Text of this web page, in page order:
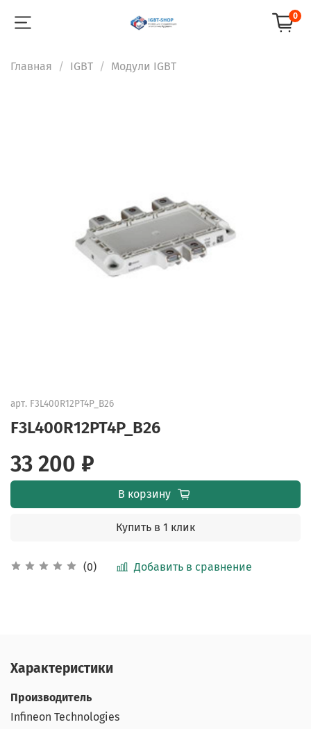
0
Главная IGBT Модули IGBT
арт. F3L400R12PT4P_B26
F3L400R12PT4P_B26
(0) Добавить в сравнение
33 200 ₽
В корзину
Купить в 1 клик
Характеристики
Производитель
Infineon Technologies